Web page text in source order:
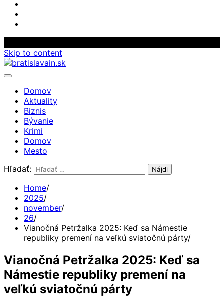
Skip to content
Domov
Aktuality
Biznis
Bývanie
Krimi
Domov
Mesto
Hľadať:
Home
2025
november
26
Vianočná Petržalka 2025: Keď sa Námestie
republiky premení na veľkú sviatočnú párty
Vianočná Petržalka 2025: Keď sa
Námestie republiky premení na
veľkú sviatočnú párty